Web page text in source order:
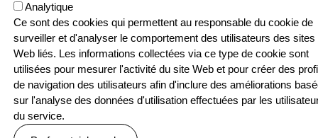
Analytique
Ce sont des cookies qui permettent au responsable du cookie de
surveiller et d'analyser le comportement des utilisateurs des sites
Web liés. Les informations collectées via ce type de cookie sont
utilisées pour mesurer l'activité du site Web et pour créer des
de navigation des utilisateurs afin d'inclure des améliorations
sur l'analyse des données d'utilisation effectuées par les
du service.